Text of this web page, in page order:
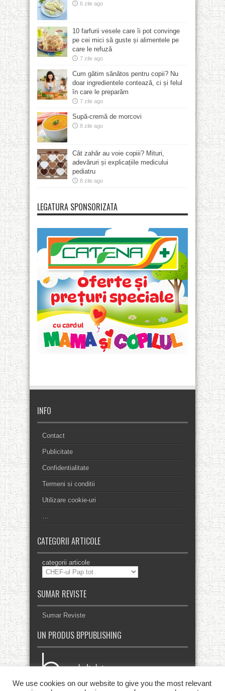
6 zile ago
10 farfurii vesele care îi pot convinge
pe cei mici să guste și alimentele pe
care le refuză
7 zile ago
Cum gătim sănătos pentru copii? Nu
doar ingredientele contează, ci și felul
în care le preparăm
7 zile ago
Supă-cremă de morcovi
8 zile ago
Cât zahăr au voie copiii? Mituri,
adevăruri și explicațiile medicului
pediatru
8 zile ago
LEGATURA SPONSORIZATA
INFO
Contact
Publicitate
Confidentialitate
Termeni si conditii
Utilizare cookie-uri
…
CATEGORII ARTICOLE
categorii articole
SUMAR REVISTE
Sumar Reviste
UN PRODUS BPPUBLISHING
We use cookies on our website to give you the most relevant